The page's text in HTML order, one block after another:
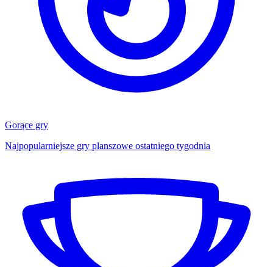
Gorące gry
Najpopularniejsze gry planszowe ostatniego tygodnia